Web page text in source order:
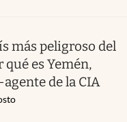
más peligroso del
es Yemén,
de la CIA